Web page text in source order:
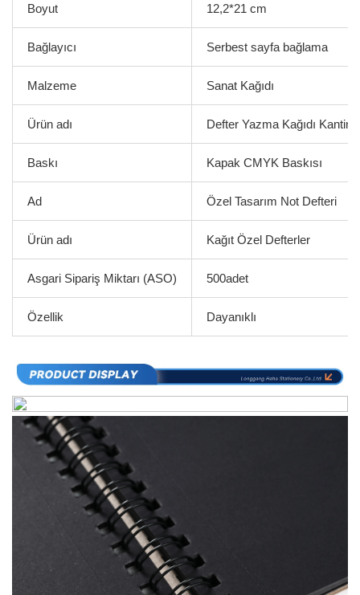
Boyut 12,2*21 cm
Bağlayıcı Serbest sayfa bağlama
Malzeme Sanat Kağıdı
Ürün adı Defter Yazma Kağıdı Kantin
Baskı Kapak CMYK Baskısı
Ad Özel Tasarım Not Defteri
Ürün adı Kağıt Özel Defterler
Asgari Sipariş Miktarı (ASO) 500adet
Özellik Dayanıklı